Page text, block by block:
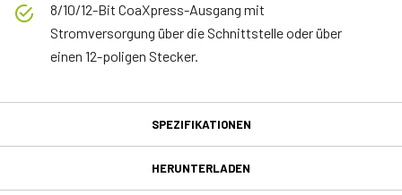
8/10/12-Bit CoaXpress-Ausgang mit
Stromversorgung über die Schnittstelle oder über
einen 12-poligen Stecker.
SPEZIFIKATIONEN
SpezifikationenHERUNTERLADEN